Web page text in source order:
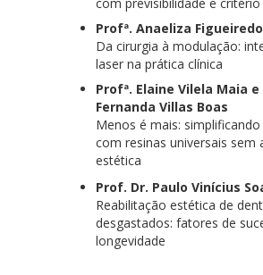
Profª. Anaeliza Figueiredo
Da cirurgia à modulação:
laser na prática clínica
Profª. Elaine Vilela Maia e
Fernanda Villas Boas
Menos é mais:
com resinas universais sem
estética
Prof. Dr. Paulo Vinícius
Reabilitação estética de
desgastados: fatores de
longevidade